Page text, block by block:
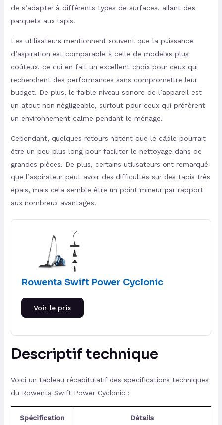
de s’adapter à différents types de surfaces, allant des
parquets aux tapis.
Les utilisateurs mentionnent souvent que la puissance
d’aspiration est comparable à celle de modèles plus
coûteux, ce qui en fait un excellent choix pour ceux qui
recherchent des performances sans compromettre leur
budget. De plus, le faible niveau sonore de l’appareil est
un atout non négligeable, surtout pour ceux qui préfèrent
un environnement calme pendant le ménage.
Cependant, quelques retours notent que le câble pourrait
être un peu plus long pour faciliter le nettoyage dans de
grandes pièces. De plus, certains utilisateurs ont remarqué
que l’aspirateur peut avoir des difficultés sur des tapis très
épais, mais cela semble être un point mineur par rapport
aux nombreux avantages.
Rowenta Swift Power Cyclonic
Voir le prix
Descriptif technique
Voici un tableau récapitulatif des spécifications techniques
du Rowenta Swift Power Cyclonic :
Spécification Détails